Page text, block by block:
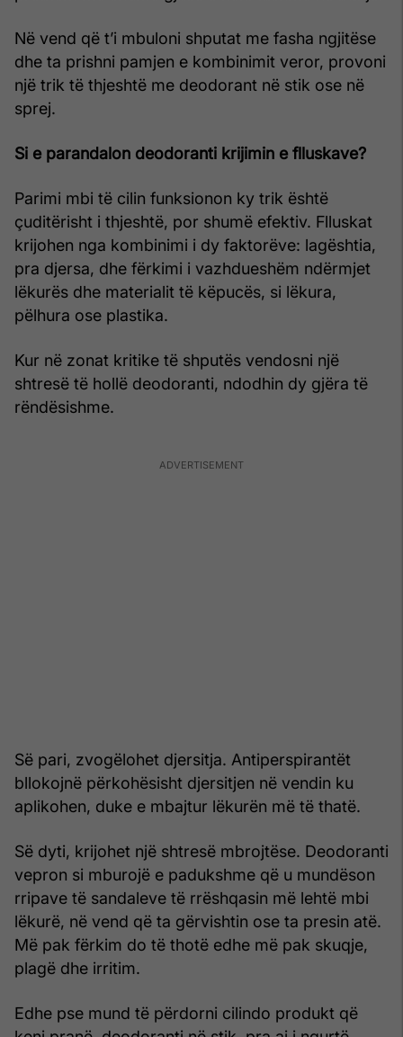
Në vend që t’i mbuloni shputat me fasha ngjitëse
dhe ta prishni pamjen e kombinimit veror, provoni
një trik të thjeshtë me deodorant në stik ose në
sprej.
Si e parandalon deodoranti krijimin e flluskave?
Parimi mbi të cilin funksionon ky trik është
çuditërisht i thjeshtë, por shumë efektiv. Flluskat
krijohen nga kombinimi i dy faktorëve: lagështia,
pra djersa, dhe fërkimi i vazhdueshëm ndërmjet
lëkurës dhe materialit të këpucës, si lëkura,
pëlhura ose plastika.
Kur në zonat kritike të shputës vendosni një
shtresë të hollë deodoranti, ndodhin dy gjëra të
rëndësishme.
Së pari, zvogëlohet djersitja. Antiperspirantët
bllokojnë përkohësisht djersitjen në vendin ku
aplikohen, duke e mbajtur lëkurën më të thatë.
Së dyti, krijohet një shtresë mbrojtëse. Deodoranti
vepron si mburojë e padukshme që u mundëson
rripave të sandaleve të rrëshqasin më lehtë mbi
lëkurë, në vend që ta gërvishtin ose ta presin atë.
Më pak fërkim do të thotë edhe më pak skuqje,
plagë dhe irritim.
Edhe pse mund të përdorni cilindo produkt që